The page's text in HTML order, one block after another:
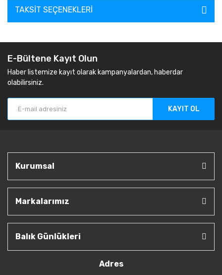
TAKSIT SEÇENEKLERI
E-Bültene Kayıt Olun
Haber listemize kayıt olarak kampanyalardan, haberdar
olabilirsiniz.
KAYIT OL
Kurumsal
Markalarımız
Balık Günlükleri
Adres